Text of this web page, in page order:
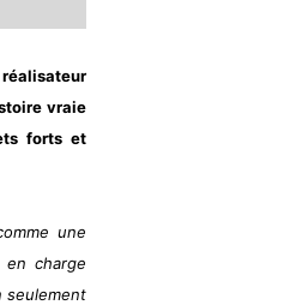
vraie
forts et
une
charge
seulement